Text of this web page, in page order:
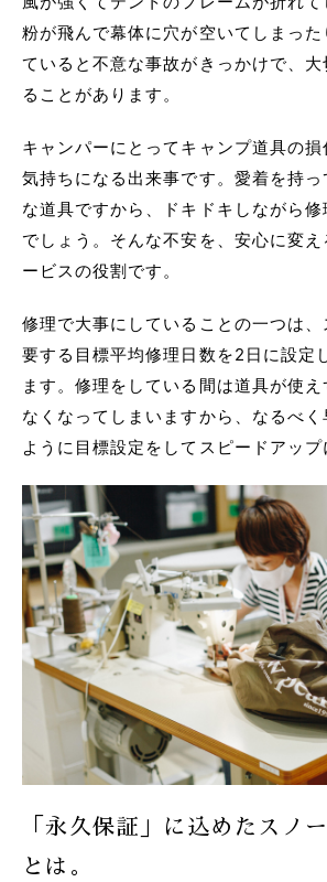
粉が飛んで幕体に穴が空いてしまった
ていると不意な事故がきっかけで、
ることがあります。
キャンパーにとってキャンプ道具の
気持ちになる出来事です。愛着を持
な道具ですから、ドキドキしながら
でしょう。そんな不安を、安心に変
ービスの役割です。
修理で大事にしていることの一つは、
要する目標平均修理日数を2日に設定
ます。修理をしている間は道具が使
なくなってしまいますから、なるべく
ように目標設定をしてスピードアップ
「永久保証」に込めたスノ
とは。